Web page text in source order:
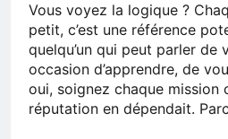
Vous voyez la logique ?
petit, c’est une référence
quelqu’un qui peut parler de
occasion d’apprendre, de
oui, soignez chaque mission
réputation en dépendait.